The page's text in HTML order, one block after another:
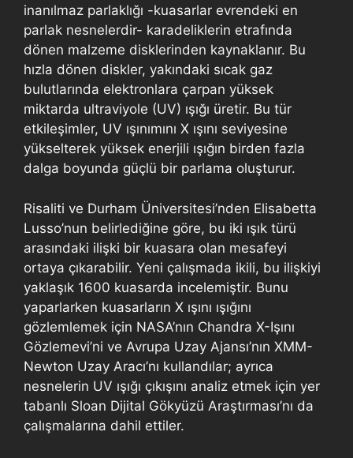
inanılmaz parlaklığı -kuasarlar evrendeki en
parlak nesnelerdir- karadeliklerin etrafında
dönen malzeme disklerinden kaynaklanır. Bu
hızla dönen diskler, yakındaki sıcak gaz
bulutlarında elektronlara çarpan yüksek
miktarda ultraviyole (UV) ışığı üretir. Bu tür
etkileşimler, UV ışınımını X ışını seviyesine
yükselterek yüksek enerjili ışığın birden fazla
dalga boyunda güçlü bir parlama oluşturur.
Risaliti ve Durham Üniversitesi’nden Elisabetta
Lusso’nun belirlediğine göre, bu iki ışık türü
arasındaki ilişki bir kuasara olan mesafeyi
ortaya çıkarabilir. Yeni çalışmada ikili, bu ilişkiyi
yaklaşık 1600 kuasarda incelemiştir. Bunu
yaparlarken kuasarların X ışını ışığını
gözlemlemek için NASA’nın Chandra X-Işını
Gözlemevi’ni ve Avrupa Uzay Ajansı’nın XMM-
Newton Uzay Aracı’nı kullandılar; ayrıca
nesnelerin UV ışığı çıkışını analiz etmek için yer
tabanlı Sloan Dijital Gökyüzü Araştırması’nı da
çalışmalarına dahil ettiler.